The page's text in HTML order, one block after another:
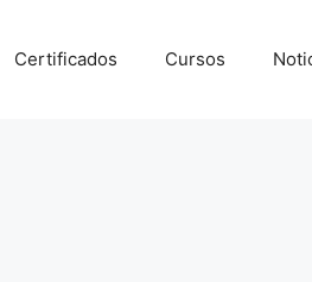
Certificados Cursos